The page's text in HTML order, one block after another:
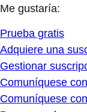
Me gustaría:
Prueba gratis
Adquiere una
Gestionar
Comuníquese
Comuníquese